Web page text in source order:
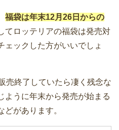
福袋は年末12月26日からの
てロッテリアの福袋は発売対
ェックした方がいいでしょ
売終了していたら凄く残念な
ように年末から発売が始まる
があります。